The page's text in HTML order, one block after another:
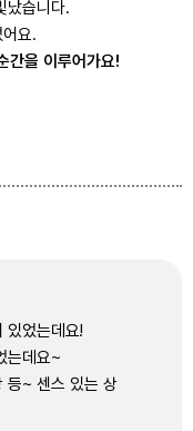
났습니다.
요.
간을 이루어가요!
있었는데요!
는데요~
등~ 센스 있는 상